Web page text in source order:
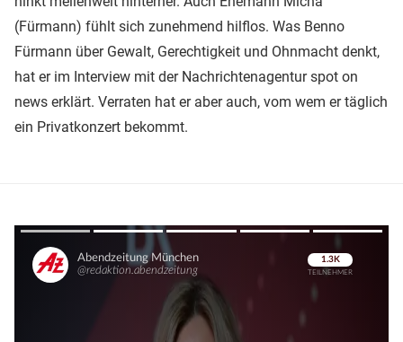
(Fürmann) fühlt sich zunehmend hilflos. Was Benno
Fürmann über Gewalt, Gerechtigkeit und Ohnmacht denkt,
hat er im Interview mit der Nachrichtenagentur spot on
news erklärt. Verraten hat er aber auch, vom wem er täglich
ein Privatkonzert bekommt.
Überspringen